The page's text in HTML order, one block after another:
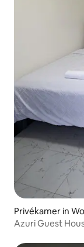
Privékamer in
Azuri Guest